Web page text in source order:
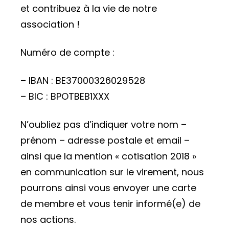
et contribuez à la vie de notre
association !
Numéro de compte :
– IBAN : BE37000326029528
– BIC : BPOTBEB1XXX
N’oubliez pas d’indiquer votre nom –
prénom – adresse postale et email –
ainsi que la mention « cotisation 2018 »
en communication sur le virement, nous
pourrons ainsi vous envoyer une carte
de membre et vous tenir informé(e) de
nos actions.